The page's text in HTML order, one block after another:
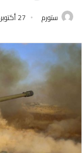
ستورم 27 أكتوبر، 2020